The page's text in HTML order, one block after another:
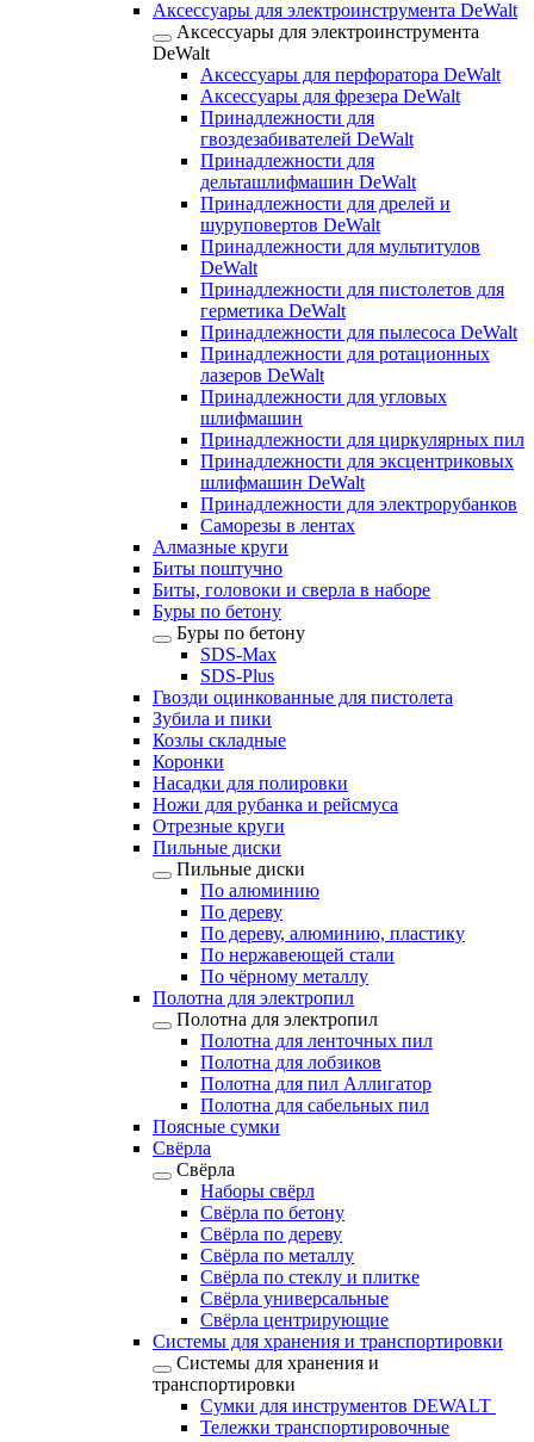
Аксессуары для электроинструмента DeWalt
Аксессуары для электроинструмента
DeWalt
Аксессуары для перфоратора DeWalt
Аксессуары для фрезера DeWalt
Принадлежности для
гвоздезабивателей DeWalt
Принадлежности для
дельташлифмашин DeWalt
Принадлежности для дрелей и
шуруповертов DeWalt
Принадлежности для мультитулов
DeWalt
Принадлежности для пистолетов для
герметика DeWalt
Принадлежности для пылесоса DeWalt
Принадлежности для ротационных
лазеров DeWalt
Принадлежности для угловых
шлифмашин
Принадлежности для циркулярных пил
Принадлежности для эксцентриковых
шлифмашин DeWalt
Принадлежности для электрорубанков
Саморезы в лентах
Алмазные круги
Биты поштучно
Биты, головоки и сверла в наборе
Буры по бетону
Буры по бетону
SDS-Max
SDS-Plus
Гвозди оцинкованные для пистолета
Зубила и пики
Козлы складные
Коронки
Насадки для полировки
Ножи для рубанка и рейсмуса
Отрезные круги
Пильные диски
Пильные диски
По алюминию
По дереву
По дереву, алюминию, пластику
По нержавеющей стали
По чёрному металлу
Полотна для электропил
Полотна для электропил
Полотна для ленточных пил
Полотна для лобзиков
Полотна для пил Аллигатор
Полотна для сабельных пил
Поясные сумки
Свёрла
Свёрла
Наборы свёрл
Свёрла по бетону
Свёрла по дереву
Свёрла по металлу
Свёрла по стеклу и плитке
Свёрла универсальные
Свёрла центрирующие
Системы для хранения и транспортировки
Системы для хранения и
транспортировки
Сумки для инструментов DEWALT
Тележки транспортировочные